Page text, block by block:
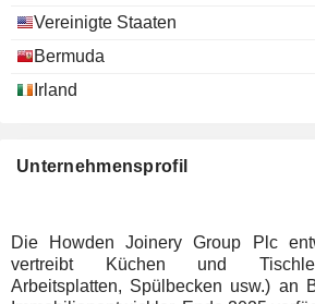
Vereinigte Staaten
Bermuda
Irland
Unternehmensprofil
Die Howden Joinery Group Plc
vertreibt Küchen und
Arbeitsplatten, Spülbecken usw.) an